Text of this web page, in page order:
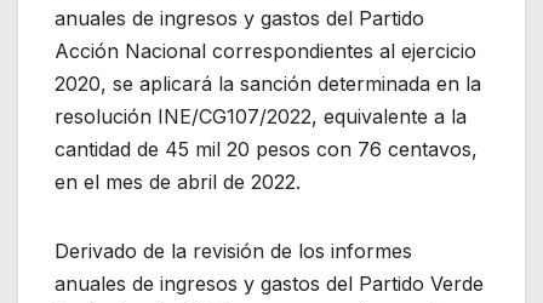
anuales de ingresos y gastos del Partido
Acción Nacional correspondientes al ejercicio
2020, se aplicará la sanción determinada en la
resolución INE/CG107/2022, equivalente a la
cantidad de 45 mil 20 pesos con 76 centavos,
en el mes de abril de 2022.
Derivado de la revisión de los informes
anuales de ingresos y gastos del Partido Verde